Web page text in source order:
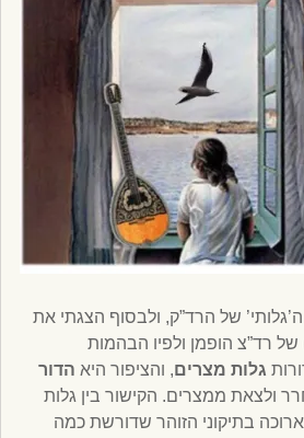
של הרד”ק, ולבסוף הצגתי את
של רד”צ הופמן ולפיו הבהמות
גלות מצרים, והציפור היא הדור
ולצאת ממצרים. הקישור בין גלות
בתיקוני הזוהר שדורשת כמה